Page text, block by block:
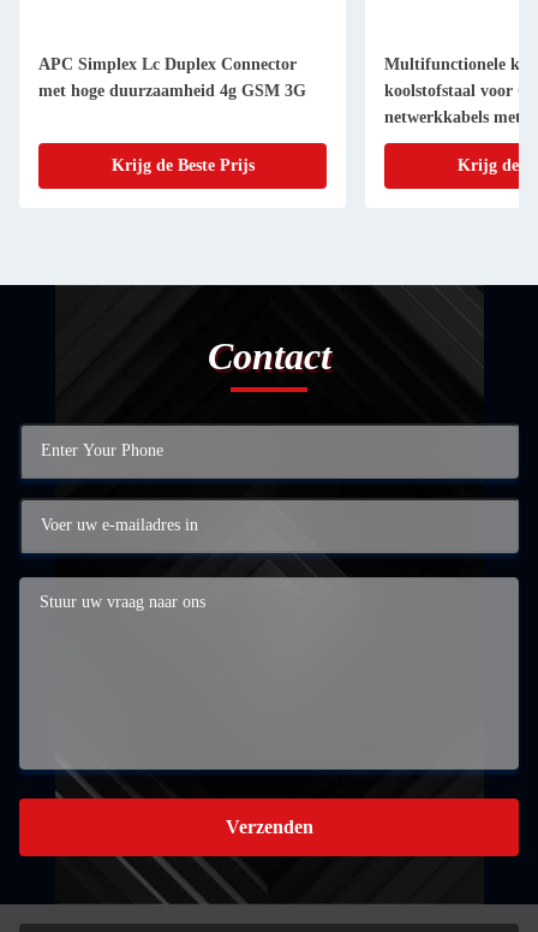
APC Simplex Lc Duplex Connector
met hoge duurzaamheid 4g GSM 3G
Krijg de Beste Prijs
Multifunctionele
koolstofstaal voor
netwerkkabels met
connectoren
Krijg de
Contact
Verzenden